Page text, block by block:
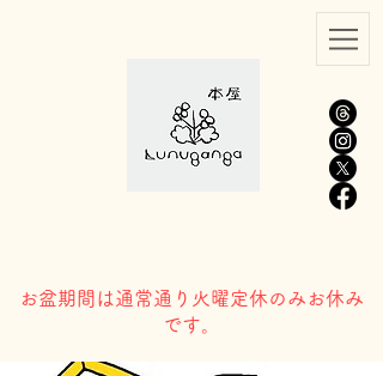
​お盆期間は通常通り火曜定休のみお休み
です。